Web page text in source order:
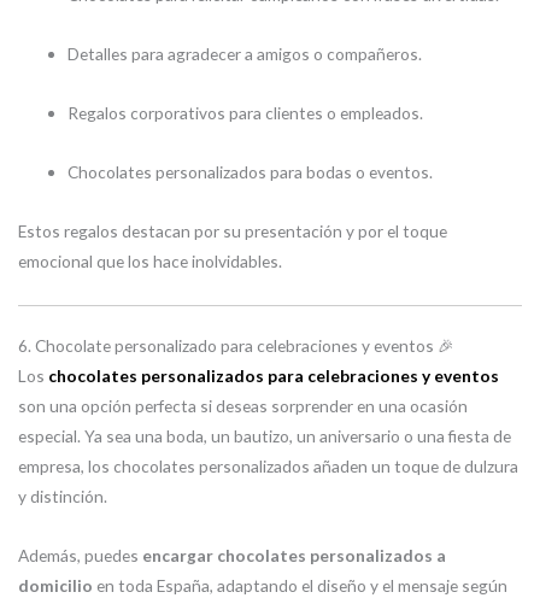
Detalles para agradecer a amigos o compañeros.
Regalos corporativos para clientes o empleados.
Chocolates personalizados para bodas o eventos.
Estos regalos destacan por su presentación y por el toque
emocional que los hace inolvidables.
6. Chocolate personalizado para celebraciones y eventos 🎉
Los chocolates personalizados para celebraciones y eventos
son una opción perfecta si deseas sorprender en una ocasión
especial. Ya sea una boda, un bautizo, un aniversario o una fiesta de
empresa, los chocolates personalizados añaden un toque de dulzura
y distinción.
Además, puedes encargar chocolates personalizados a
domicilio en toda España, adaptando el diseño y el mensaje según